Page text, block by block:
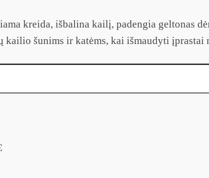
kreida, išbalina kailį, padengia geltonas
kailio šunims ir katėms, kai išmaudyti